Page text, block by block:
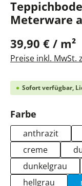
Meterware
39,90 € / m²
Preise inkl. MwSt.
Sofort verfügbar,
Farbe
anthrazit
creme
dunkelgrau
hellgrau